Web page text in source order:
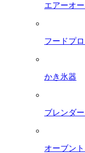
エアーオ
フードプ
かき氷器
ブレンダ
オーブン